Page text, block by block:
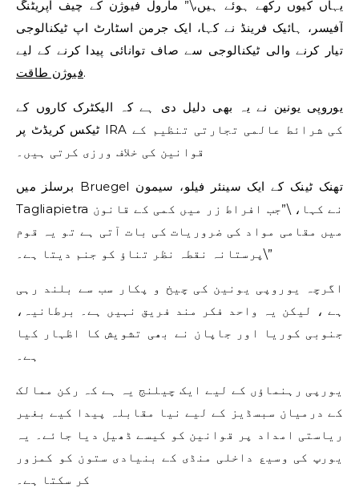
یہاں کیوں رکھے ہوئے ہیں،\” مارول فیوژن کے چیف آپریٹنگ
آفیسر، ہائیک فرینڈ نے کہا، ایک جرمن اسٹارٹ اپ ٹیکنالوجی
تیار کرنے والی ٹیکنالوجی سے صاف توانائی پیدا کرنے کے لیے
فیوژن طاقت.
یوروپی یونین نے یہ بھی دلیل دی ہے کہ الیکٹرک کاروں کے
ٹیکس کریڈٹ پر IRA کی شرائط عالمی تجارتی تنظیم کے
قوانین کی خلاف ورزی کرتی ہیں۔
برسلز میں Bruegel تھنک ٹینک کے ایک سینئر فیلو، سیمون
Tagliapietra نے کہا، \”جب افراط زر میں کمی کے قانون
میں مقامی مواد کی ضروریات کی بات آتی ہے تو یہ قوم
پرستانہ نقطہ نظر تناؤ کو جنم دیتا ہے۔\”
اگرچہ یوروپی یونین کی چیخ و پکار سب سے بلند رہی
ہے ، لیکن یہ واحد فکر مند فریق نہیں ہے۔ برطانیہ،
جنوبی کوریا اور جاپان نے بھی تشویش کا اظہار کیا
ہے۔
یورپی رہنماؤں کے لیے ایک چیلنج یہ ہے کہ رکن ممالک
کے درمیان سبسڈیز کے لیے نیا مقابلہ پیدا کیے بغیر
ریاستی امداد پر قوانین کو کیسے ڈھیل دیا جائے۔ یہ
یورپ کی وسیع داخلی منڈی کے بنیادی ستون کو کمزور
کر سکتا ہے۔